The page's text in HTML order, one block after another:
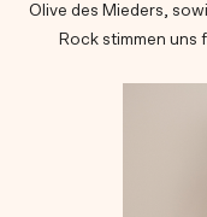
Olive des Mieders,
Rock stimmen uns